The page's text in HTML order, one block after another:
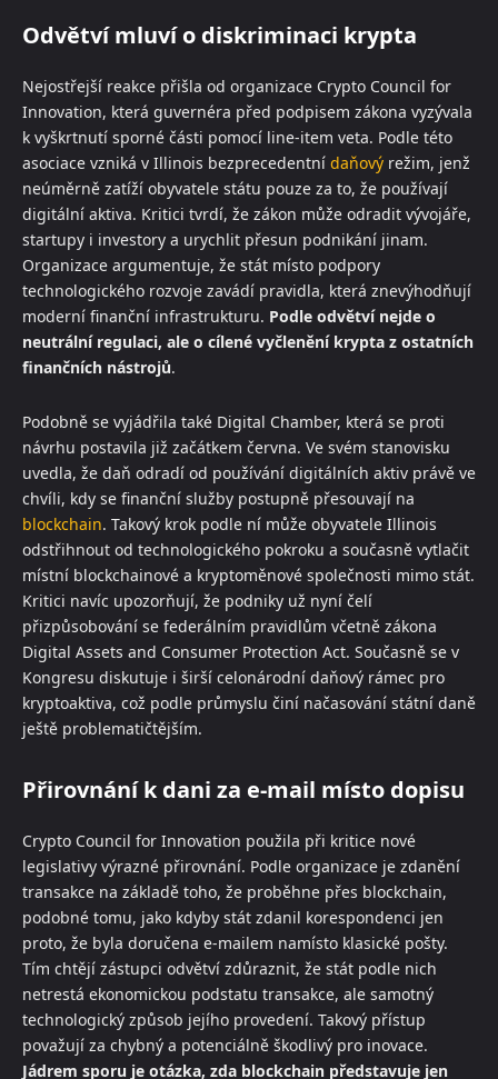
Odvětví mluví o diskriminaci krypta
Nejostřejší reakce přišla od organizace Crypto Council for
Innovation, která guvernéra před podpisem zákona vyzývala
k vyškrtnutí sporné části pomocí line-item veta. Podle této
asociace vzniká v Illinois bezprecedentní daňový režim, jenž
neúměrně zatíží obyvatele státu pouze za to, že používají
digitální aktiva. Kritici tvrdí, že zákon může odradit vývojáře,
startupy i investory a urychlit přesun podnikání jinam.
Organizace argumentuje, že stát místo podpory
technologického rozvoje zavádí pravidla, která znevýhodňují
moderní finanční infrastrukturu. Podle odvětví nejde o
neutrální regulaci, ale o cílené vyčlenění krypta z ostatních
finančních nástrojů.
Podobně se vyjádřila také Digital Chamber, která se proti
návrhu postavila již začátkem června. Ve svém stanovisku
uvedla, že daň odradí od používání digitálních aktiv právě ve
chvíli, kdy se finanční služby postupně přesouvají na
blockchain. Takový krok podle ní může obyvatele Illinois
odstřihnout od technologického pokroku a současně vytlačit
místní blockchainové a kryptoměnové společnosti mimo stát.
Kritici navíc upozorňují, že podniky už nyní čelí
přizpůsobování se federálním pravidlům včetně zákona
Digital Assets and Consumer Protection Act. Současně se v
Kongresu diskutuje i širší celonárodní daňový rámec pro
kryptoaktiva, což podle průmyslu činí načasování státní daně
ještě problematičtějším.
Přirovnání k dani za e-mail místo dopisu
Crypto Council for Innovation použila při kritice nové
legislativy výrazné přirovnání. Podle organizace je zdanění
transakce na základě toho, že proběhne přes blockchain,
podobné tomu, jako kdyby stát zdanil korespondenci jen
proto, že byla doručena e-mailem namísto klasické pošty.
Tím chtějí zástupci odvětví zdůraznit, že stát podle nich
netrestá ekonomickou podstatu transakce, ale samotný
technologický způsob jejího provedení. Takový přístup
považují za chybný a potenciálně škodlivý pro inovace.
Jádrem sporu je otázka, zda blockchain představuje jen